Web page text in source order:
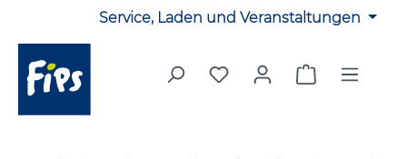
Zum Hauptinhalt springenService, Laden und Veranstaltungen
Du hast 0 Produkte auf
Warenkorb